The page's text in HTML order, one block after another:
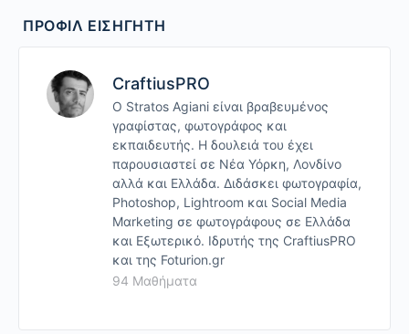
ΠΡΟΦΊΛ ΕΙΣΗΓΗΤΉ
CraftiusPRO
Ο Stratos Agiani είναι βραβευμένος
γραφίστας, φωτογράφος και
εκπαιδευτής. Η δουλειά του έχει
παρουσιαστεί σε Νέα Υόρκη, Λονδίνο
αλλά και Ελλάδα. Διδάσκει φωτογραφία,
Photoshop, Lightroom και Social Media
Mαrketing σε φωτογράφους σε Ελλάδα
και Εξωτερικό. Ιδρυτής της CraftiusPRO
και της Foturion.gr
94 Μαθήματα